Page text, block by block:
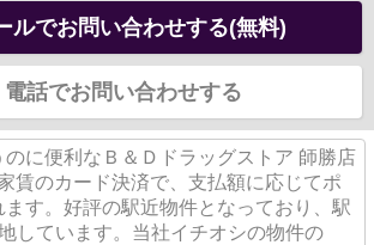
ルでお問い合わせする(無料)
電話でお問い合わせする
に便利なＢ＆Ｄドラッグストア 師勝店
賃のカード決済で、支払額に応じてポ
す。好評の駅近物件となっており、駅
しています。当社イチオシの物件の